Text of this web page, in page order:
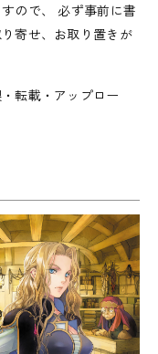
ので、 必ず事前に書
寄せ、お取り置きが
転載・アップロー